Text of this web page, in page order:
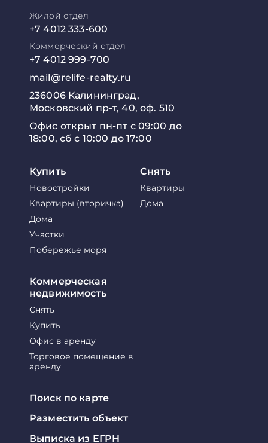
Жилой отдел
+7 4012 333-600
Коммерческий отдел
+7 4012 999-700
mail@relife-realty.ru
236006 Калининград,
Московский пр-т, 40, оф. 510
Офис открыт пн-пт с 09:00 до
18:00, сб с 10:00 до 17:00
Купить
Новостройки
Квартиры (вторичка)
Дома
Участки
Побережье моря
Снять
Квартиры
Дома
Коммерческая
недвижимость
Снять
Купить
Офис в аренду
Торговое помещение в
аренду
Поиск по карте
Разместить объект
Выписка из ЕГРН